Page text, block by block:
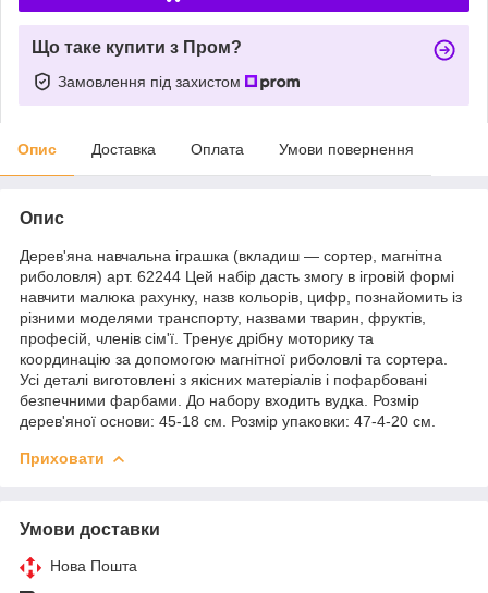
Що таке купити з Пром?
Замовлення під захистом
Опис Доставка Оплата Умови повернення
Опис
Дерев'яна навчальна іграшка (вкладиш — сортер, магнітна
риболовля) арт. 62244 Цей набір дасть змогу в ігровій формі
навчити малюка рахунку, назв кольорів, цифр, познайомить із
різними моделями транспорту, назвами тварин, фруктів,
професій, членів сім'ї. Тренує дрібну моторику та
координацію за допомогою магнітної риболовлі та сортера.
Усі деталі виготовлені з якісних матеріалів і пофарбовані
безпечними фарбами. До набору входить вудка. Розмір
дерев'яної основи: 45-18 см. Розмір упаковки: 47-4-20 см.
Приховати
Умови доставки
Нова Пошта